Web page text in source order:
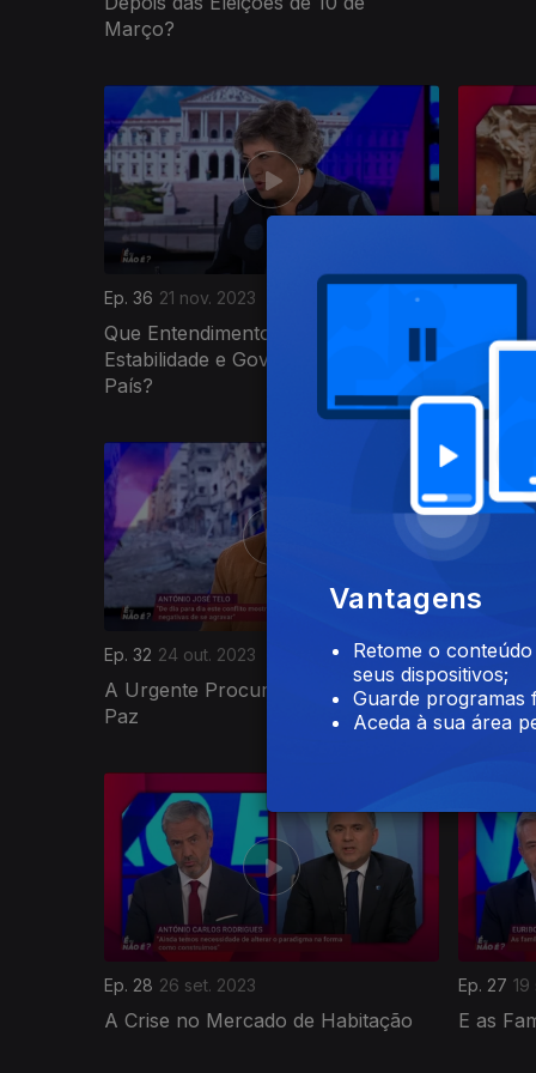
Março?
Ep. 36 21 nov. 2023
Que Entendimentos Para a
Estabilidade e Governabilidade do
País?
Que
Ep. 32 24 out. 2023
A Urgente Procura do Caminho da
Paz
Ep. 31 17
O
os
719278
Ep. 28 26 set. 2023
A Crise no Mercado de Habitação
Ep. 27 19
E as
Vantagens
Retome o
seus dispositivos;
Guarde programas
Aceda à sua área